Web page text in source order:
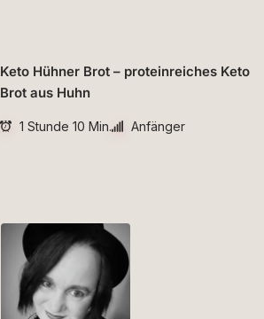
Keto Hühner Brot – proteinreiches Keto
Brot aus Huhn
1 Stunde 10 Min. Anfänger